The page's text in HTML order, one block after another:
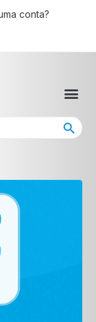
conta?
Search Button